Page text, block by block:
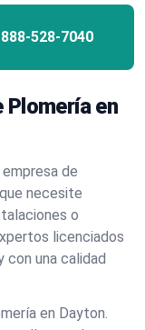
528-7040
en
de
necesite
o
licenciados
con una calidad
en Dayton.